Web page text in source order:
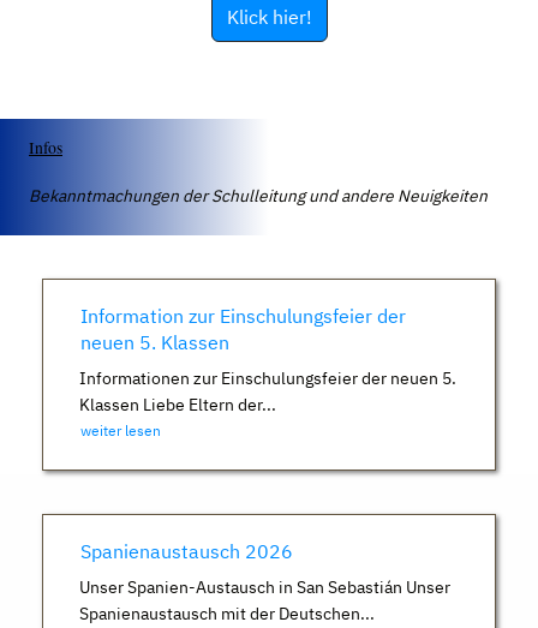
Klick hier!
Infos
Bekanntmachungen der Schulleitung und andere Neuigkeiten
Information zur Einschulungsfeier der
neuen 5. Klassen
Informationen zur Einschulungsfeier der neuen 5.
Klassen Liebe Eltern der...
weiter lesen
Spanienaustausch 2026
Unser Spanien-Austausch in San Sebastián Unser
Spanienaustausch mit der Deutschen...